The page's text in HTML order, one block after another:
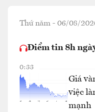
Thứ năm - 06/08/
Điểm tin 8h
0:33
Giá
việc
mạnh